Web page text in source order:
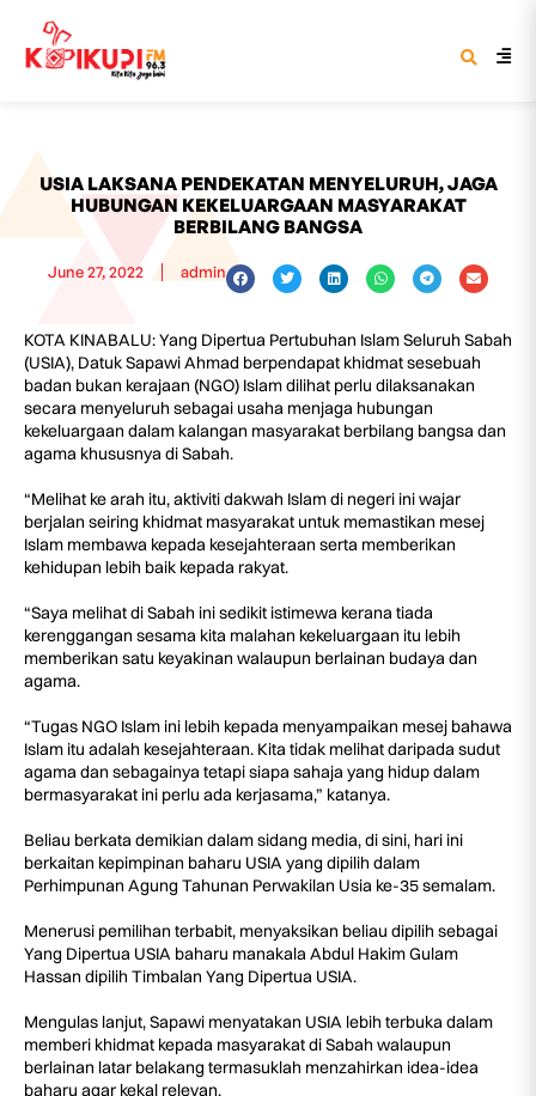
USIA LAKSANA PENDEKATAN MENYELURUH, JAGA
HUBUNGAN KEKELUARGAAN MASYARAKAT
BERBILANG BANGSA
June 27, 2022 admin
KOTA KINABALU: Yang Dipertua Pertubuhan Islam Seluruh Sabah
(USIA), Datuk Sapawi Ahmad berpendapat khidmat sesebuah
badan bukan kerajaan (NGO) Islam dilihat perlu dilaksanakan
secara menyeluruh sebagai usaha menjaga hubungan
kekeluargaan dalam kalangan masyarakat berbilang bangsa dan
agama khususnya di Sabah.
“Melihat ke arah itu, aktiviti dakwah Islam di negeri ini wajar
berjalan seiring khidmat masyarakat untuk memastikan mesej
Islam membawa kepada kesejahteraan serta memberikan
kehidupan lebih baik kepada rakyat.
“Saya melihat di Sabah ini sedikit istimewa kerana tiada
kerenggangan sesama kita malahan kekeluargaan itu lebih
memberikan satu keyakinan walaupun berlainan budaya dan
agama.
“Tugas NGO Islam ini lebih kepada menyampaikan mesej bahawa
Islam itu adalah kesejahteraan. Kita tidak melihat daripada sudut
agama dan sebagainya tetapi siapa sahaja yang hidup dalam
bermasyarakat ini perlu ada kerjasama,” katanya.
Beliau berkata demikian dalam sidang media, di sini, hari ini
berkaitan kepimpinan baharu USIA yang dipilih dalam
Perhimpunan Agung Tahunan Perwakilan Usia ke-35 semalam.
Menerusi pemilihan terbabit, menyaksikan beliau dipilih sebagai
Yang Dipertua USIA baharu manakala Abdul Hakim Gulam
Hassan dipilih Timbalan Yang Dipertua USIA.
Mengulas lanjut, Sapawi menyatakan USIA lebih terbuka dalam
memberi khidmat kepada masyarakat di Sabah walaupun
berlainan latar belakang termasuklah menzahirkan idea-idea
baharu agar kekal relevan.